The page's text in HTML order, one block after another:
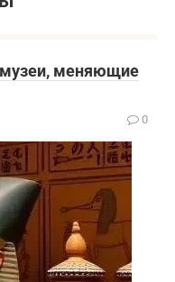
музеи, меняющие
0